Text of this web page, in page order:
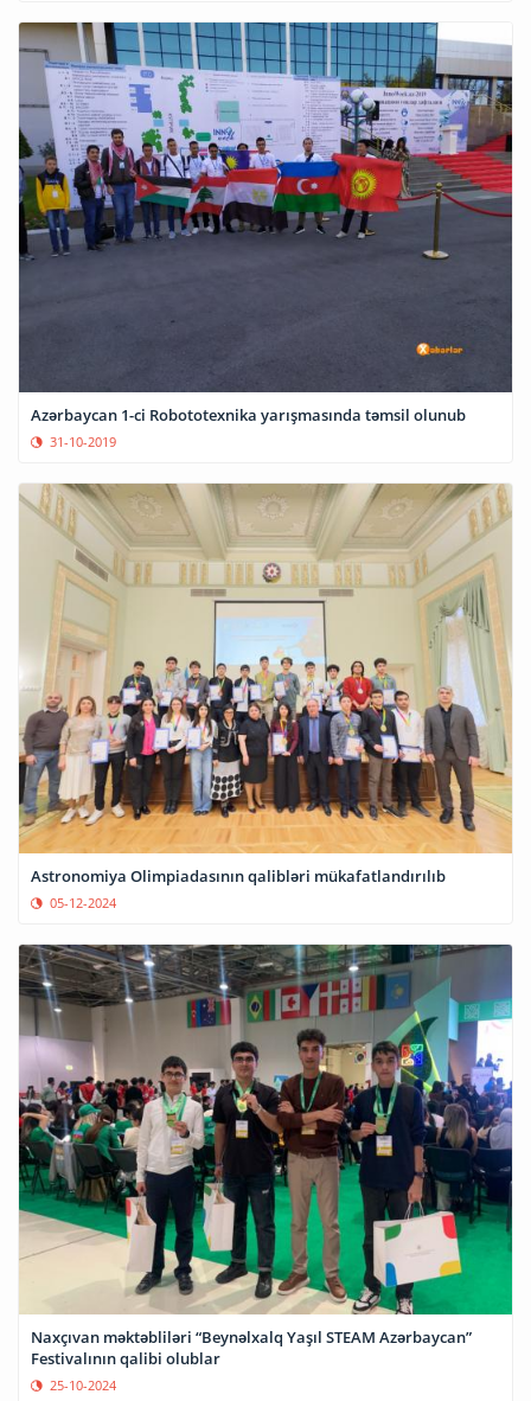
Azərbaycan 1-ci Robototexnika yarışmasında təmsil olunub
31-10-2019
Astronomiya Olimpiadasının qalibləri mükafatlandırılıb
05-12-2024
Naxçıvan məktəbliləri “Beynəlxalq Yaşıl STEAM Azərbaycan”
Festivalının qalibi olublar
25-10-2024